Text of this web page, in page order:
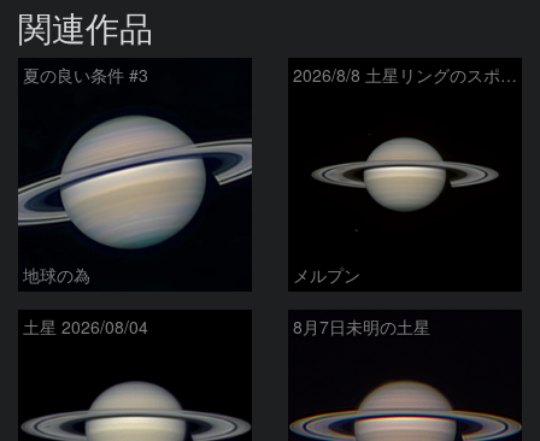
関連作品
夏の良い条件 #3
地球の為
2026/8/8 土星リングのスポーク
メルプン
土星 2026/08/04 8月7日未明の土星